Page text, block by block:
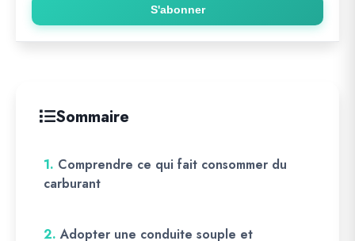
S'abonner
Sommaire
1. Comprendre ce qui fait consommer du
carburant
2. Adopter une conduite souple et